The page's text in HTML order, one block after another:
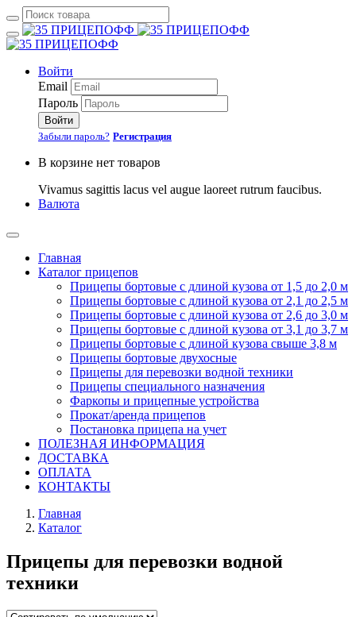
Войти
Email
Пароль
Войти
Забыли пароль? Регистрация
В корзине нет товаров
Vivamus sagittis lacus vel augue laoreet rutrum faucibus.
Валюта
Главная
Каталог прицепов
Прицепы бортовые с длиной кузова от 1,5 до 2,0 м
Прицепы бортовые с длиной кузова от 2,1 до 2,5 м
Прицепы бортовые с длиной кузова от 2,6 до 3,0 м
Прицепы бортовые с длиной кузова от 3,1 до 3,7 м
Прицепы бортовые с длиной кузова свыше 3,8 м
Прицепы бортовые двухосные
Прицепы для перевозки водной техники
Прицепы специального назначения
Фаркопы и прицепные устройства
Прокат/аренда прицепов
Постановка прицепа на учет
ПОЛЕЗНАЯ ИНФОРМАЦИЯ
ДОСТАВКА
ОПЛАТА
КОНТАКТЫ
Главная
Каталог
Прицепы для перевозки водной
техники